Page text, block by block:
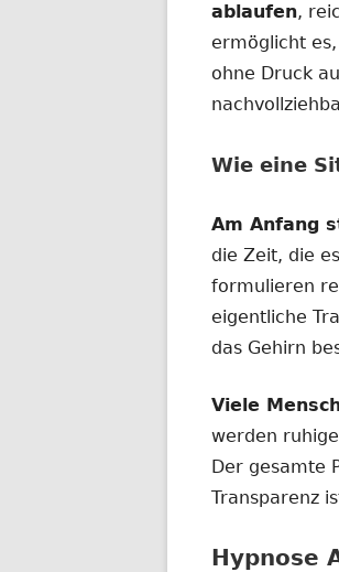
ablaufen,
ermöglicht
ohne Druck
Wie eine
Am Anfang
die Zeit, die
formulieren
eigentliche
das Gehirn
Viele
werden
Der gesamte
Transparenz
Hypnose